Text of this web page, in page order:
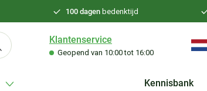
100 dagenbedenktijd
Klantenservice
Geopend van 10:00 tot 16:00
Kennisbank